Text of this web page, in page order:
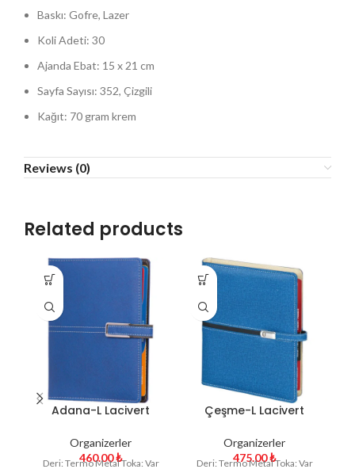
Baskı: Gofre, Lazer
Koli Adeti: 30
Ajanda Ebat: 15 x 21 cm
Sayfa Sayısı: 352, Çizgili
Kağıt: 70 gram krem
Reviews (0)
Related products
Adana-L Lacivert
Organizerler
460.00₺
Deri: Termo Metal Toka: Var
Çeşme-L Lacivert
Organizerler
475.00₺
Deri: Termo Metal Toka: Var